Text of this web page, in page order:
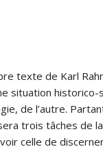
texte de Karl
situation
de l’autre.
trois tâches de
celle de